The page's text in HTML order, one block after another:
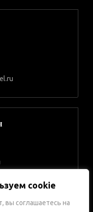
cookie
вы соглашаетесь на